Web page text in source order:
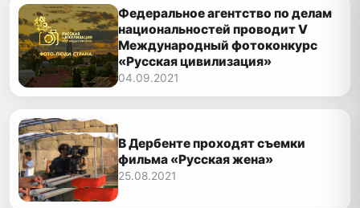
Федеральное агентство по делам
национальностей проводит V
Международный фотоконкурс
«Русская цивилизация»
04.09.2021
В Дербенте проходят съемки
фильма «Русская жена»
25.08.2021